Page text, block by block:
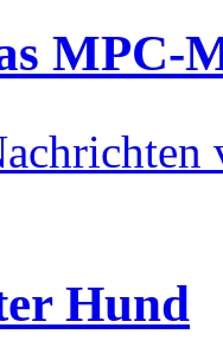
MPC-
Hund